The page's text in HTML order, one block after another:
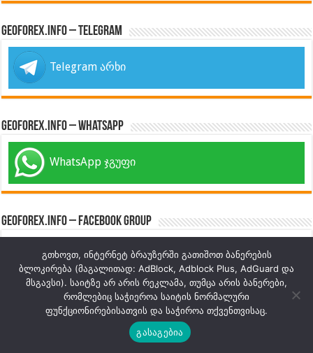
GeoForex.info – Telegram
Telegram არხი
GeoForex.info – WhatsApp
WhatsApp ჯგუფი
GeoForex.info – Facebook Group
Facebook ჯგუფი
GeoForex.info – Facebook Page
გთხოვთ, ინტერნეტ ბრაუზერში გათიშოთ ბანერების
ბლოკირება (მაგალითად: AdBlock, Adblock Plus, AdGuard და
მსგავსი). საიტზე არ არის რეკლამა, თუმცა არის ბანერები,
რომლებიც საჭიეროა საიტის ნორმალური
ფუნქციონირებისათვის და საჭიროა თქვენთვისაც.
გასაგებია